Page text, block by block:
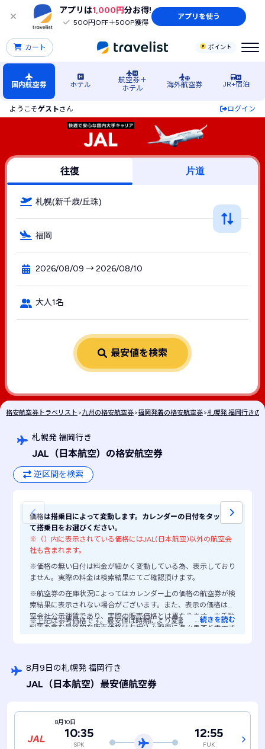
アプリは1,000円分お得!
500円OFF＋500P獲得
アプリを使う
ポイント
カート
国内航空券 ホテル
航空券＋
ホテル
海外航空券 JR+宿泊
ようこそゲストさん ログイン
札幌（新千歳/丘珠）空港発→福岡空港行きJAL（JAL(日本航
往復 片道
札幌(新千歳/丘珠)
福岡
2026/08/09 → 2026/08/10
大人1名
最安値を検索
格安航空券トラベリスト >九州の格安航空券>福岡発着の格安航空券>札幌発 福岡行きの
札幌発 福岡行き
JAL （日本航空） の格安航空券
逆区間を検索
価格は搭乗日によって変動します。カレンダーの日付をタップし
て搭乗日をお選びください。
※（）内に表示されている価格にはJAL(日本航空)以外の航空会
社も含まれます。
※価格の無い日付は料金が細かく変動している為、表示しており
ません。実際の料金は検索結果にてご確認頂けます。
※航空券の在庫状況によってはカレンダー上の価格の航空券が検
索結果に表示されない場合がございます。また、表示の価格は航
空会社公示運賃であり、実際の販売価格とは異なります。※手数
料等を含む最終的な販売価格はお申込み画面に進みますと表示さ
※上記は参考価格です。最安値は時期により変動します。
…続きを読む
8月9日の札幌発 福岡行き
JAL （日本航空） 最安値航空券
8月10日
10:35
SPK
12:55
FUK